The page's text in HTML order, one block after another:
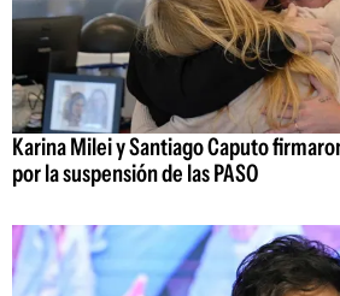
Karina Milei y Santiago Caputo
por la suspensión de las PASO